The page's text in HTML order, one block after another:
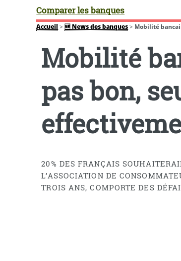
Comparer les banques
Accueil >🆕 News des banques> Mobilité
Mobilité
pas bon,
20% DES FRANÇAIS
L’ASSOCIATION DE
TROIS ANS, COMPORTE DES